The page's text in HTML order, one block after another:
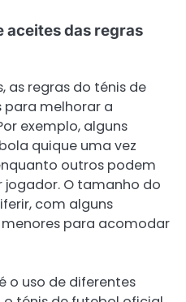
aceites das regras
as regras do ténis de
melhorar a
exemplo, alguns
quique uma vez
outros podem
O tamanho do
com alguns
para acomodar
o uso de diferentes